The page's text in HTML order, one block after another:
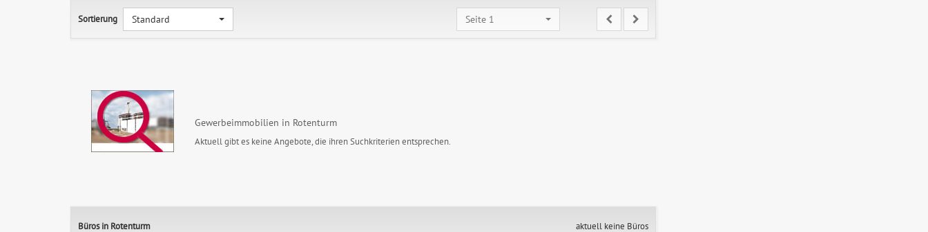
Sortierung Standard Seite 1
Gewerbeimmobilien in Rotenturm
Aktuell gibt es keine Angebote, die ihren Suchkriterien entsprechen.
Büros in Rotenturm aktuell keine Büros